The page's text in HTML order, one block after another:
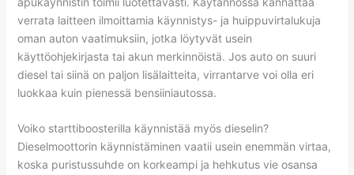
verrata laitteen ilmoittamia käynnistys- ja huippuvirtalukuja
oman auton vaatimuksiin, jotka löytyvät usein
käyttöohjekirjasta tai akun merkinnöistä. Jos auto on suuri
diesel tai siinä on paljon lisälaitteita, virrantarve voi olla eri
luokkaa kuin pienessä bensiiniautossa.
Voiko starttiboosterilla käynnistää myös dieselin?
Dieselmoottorin käynnistäminen vaatii usein enemmän virtaa,
koska puristussuhde on korkeampi ja hehkutus vie osansa